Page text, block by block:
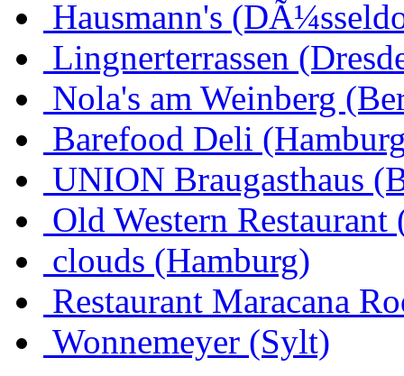
Hausmann's
Lingnerterrassen
Nola's am Weinberg
Barefood Deli
UNION Braugasthaus
Old Western Restaurant
clouds (Hamburg)
Restaurant Maracana
Wonnemeyer (Sylt)